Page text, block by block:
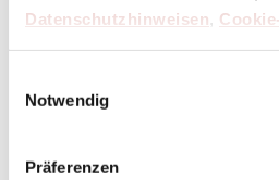
Datenschutzhinweisen,
Notwendig
Präferenzen